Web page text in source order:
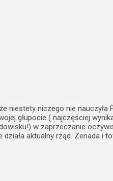
niestety niczego nie nauczyła
głupocie ( najczęściej
w zaprzeczanie
aktualny rząd. Zenada i